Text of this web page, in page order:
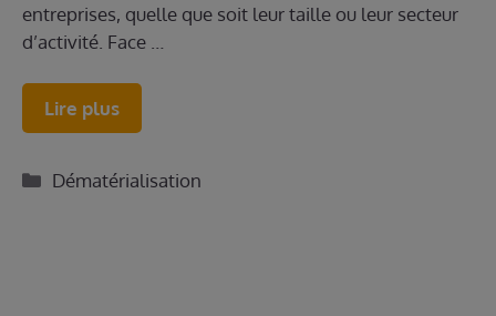
entreprises, quelle que soit leur taille ou leur secteur
d’activité. Face …
Lire plus
Catégories
Dématérialisation